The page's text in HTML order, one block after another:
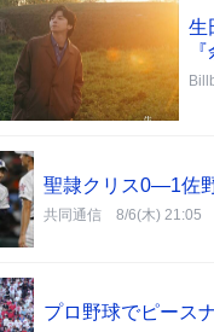
生
聖隷クリス0―1佐
共同通信 8/6(木) 21:05
プロ野球でピース